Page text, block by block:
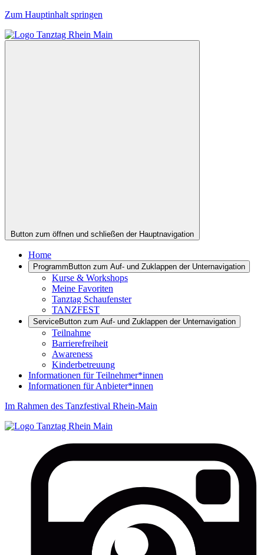
Zum Hauptinhalt springen
Button zum öffnen und schließen der Hauptnavigation
Home
Programm Button zum Auf- und Zuklappen der Unternavigation
Kurse & Workshops
Meine Favoriten
Tanztag Schaufenster
TANZFEST
ServiceButton zum Auf- und Zuklappen der Unternavigation
Teilnahme
Barrierefreiheit
Awareness
Kinderbetreuung
Informationen für Teilnehmer*innen
Informationen für Anbieter*innen
Im Rahmen des Tanzfestival Rhein-Main